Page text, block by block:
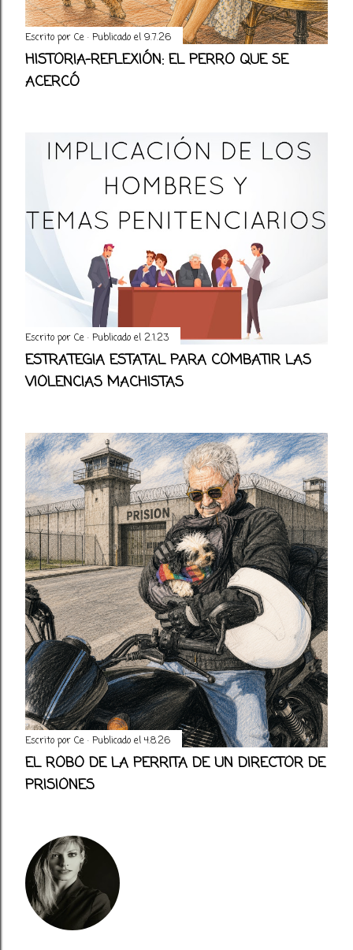
Escrito por Ce Publicado el 9.7.26
HISTORIA-REFLEXIÓN: EL PERRO QUE SE
ACERCÓ
Escrito por Ce Publicado el 2.1.23
ESTRATEGIA ESTATAL PARA COMBATIR LAS
VIOLENCIAS MACHISTAS
Escrito por Ce Publicado el4.8.26
EL ROBO DE LA PERRITA DE UN DIRECTOR DE
PRISIONES